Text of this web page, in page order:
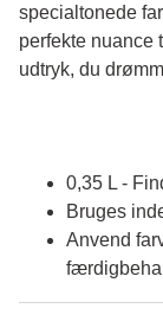
specialtonede
perfekte
udtryk, du
0,35 L -
Bruges
Anvend